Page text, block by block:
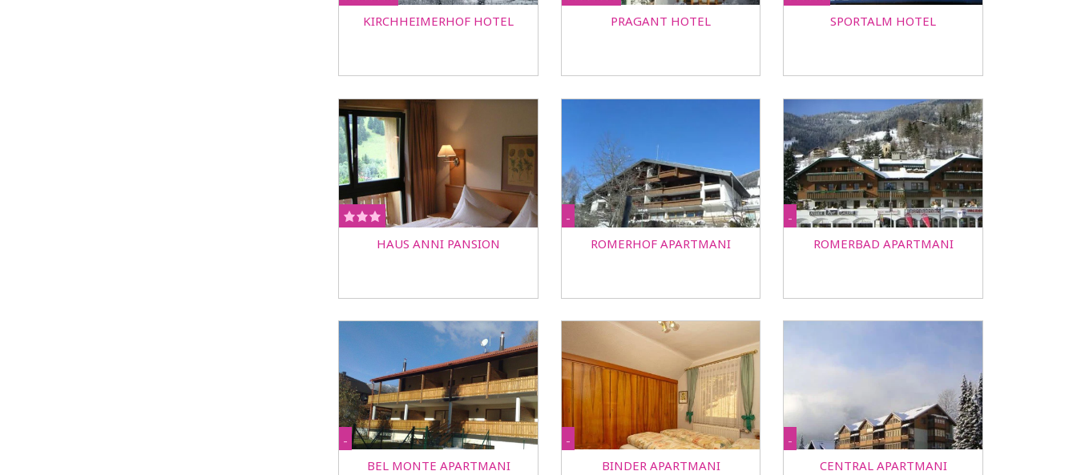
KIRCHHEIMERHOF HOTEL PRAGANT HOTEL SPORTALM HOTEL
HAUS ANNI PANSION
-
ROMERHOF APARTMANI
-
ROMERBAD APARTMANI
-
BEL MONTE APARTMANI
-
BINDER APARTMANI
-
CENTRAL APARTMANI